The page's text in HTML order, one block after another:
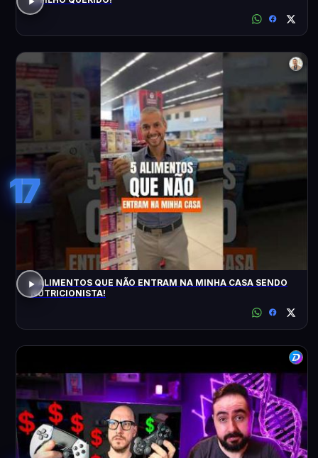
17
5 ALIMENTOS QUE NÃO ENTRAM NA MINHA CASA SENDO
NUTRICIONISTA!